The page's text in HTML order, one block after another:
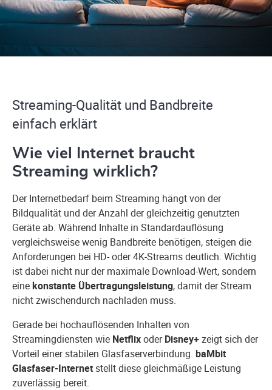
Streaming-Qualität und Bandbreite
einfach erklärt
Wie viel Internet braucht
Streaming wirklich?
Der Internetbedarf beim Streaming hängt von der
Bildqualität und der Anzahl der gleichzeitig genutzten
Geräte ab. Während Inhalte in Standardauflösung
vergleichsweise wenig Bandbreite benötigen, steigen die
Anforderungen bei HD- oder 4K-Streams deutlich. Wichtig
ist dabei nicht nur der maximale Download-Wert, sondern
einekonstante Übertragungsleistung, damit der Stream
nicht zwischendurch nachladen muss.
Gerade bei hochauflösenden Inhalten von
Streamingdiensten wie NetflixoderDisney+zeigt sich der
Vorteil einer stabilen Glasfaserverbindung. baMbit
Glasfaser-Internetstellt diese gleichmäßige Leistung
zuverlässig bereit.